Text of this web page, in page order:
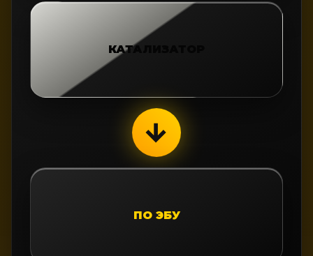
КАТАЛИЗАТОР
→
ПО ЭБУ